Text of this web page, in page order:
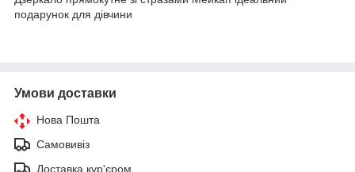
подарунок для дівчини
Умови доставки
Нова Пошта
Самовивіз
Доставка кур'єром